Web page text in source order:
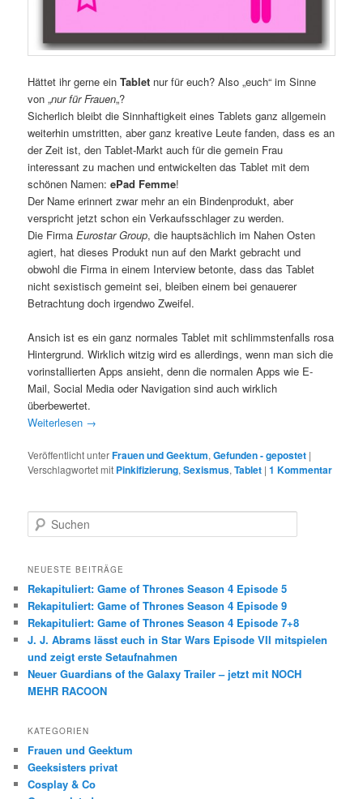
Hättet ihr gerne einTablet nur für euch? Also „euch“ im Sinne
von „nur für Frauen„?
Sicherlich bleibt die Sinnhaftigkeit eines Tablets ganz allgemein
weiterhin umstritten, aber ganz kreative Leute fanden, dass es an
der Zeit ist, den Tablet-Markt auch für die gemein Frau
interessant zu machen und entwickelten das Tablet mit dem
schönen Namen:ePad Femme!
Der Name erinnert zwar mehr an ein Bindenprodukt, aber
verspricht jetzt schon ein Verkaufsschlager zu werden.
Die FirmaEurostar Group, die hauptsächlich im Nahen Osten
agiert, hat dieses Produkt nun auf den Markt gebracht und
obwohl die Firma in einem Interview betonte, dass das Tablet
nicht sexistisch gemeint sei, bleiben einem bei genauerer
Betrachtung doch irgendwo Zweifel.
Ansich ist es ein ganz normales Tablet mit schlimmstenfalls rosa
Hintergrund. Wirklich witzig wird es allerdings, wenn man sich die
vorinstallierten Apps ansieht, denn die normalen Apps wie E-
Mail, Social Media oder Navigation sind auch wirklich
überbewertet.
Weiterlesen →
Veröffentlicht unterFrauen und Geektum,Gefunden - gepostet |
Verschlagwortet mit Pinkifizierung,Sexismus,Tablet |1 Kommentar
u
h
n
NEUESTE BEITRÄGE
Rekapituliert: Game of Thrones Season 4 Episode 5
Rekapituliert: Game of Thrones Season 4 Episode 9
Rekapituliert: Game of Thrones Season 4 Episode 7+8
J. J. Abrams lässt euch in Star Wars Episode VII mitspielen
und zeigt erste Setaufnahmen
Neuer Guardians of the Galaxy Trailer – jetzt mit NOCH
MEHR RACOON
KATEGORIEN
Frauen und Geektum
Geeksisters privat
Cosplay & Co